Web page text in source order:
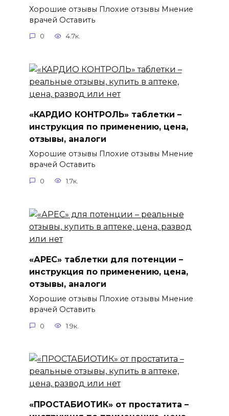
Хорошие отзывы Плохие отзывы Мнение
врачей Оставить
0 4.7к.
«КАРДИО КОНТРОЛЬ» таблетки –
инструкция по применению, цена,
отзывы, аналоги
Хорошие отзывы Плохие отзывы Мнение
врачей Оставить
0 1.7к.
«АРЕС» таблетки для потенции –
инструкция по применению, цена,
отзывы, аналоги
Хорошие отзывы Плохие отзывы Мнение
врачей Оставить
0 1.9к.
«ПРОСТАБИОТИК» от простатита –